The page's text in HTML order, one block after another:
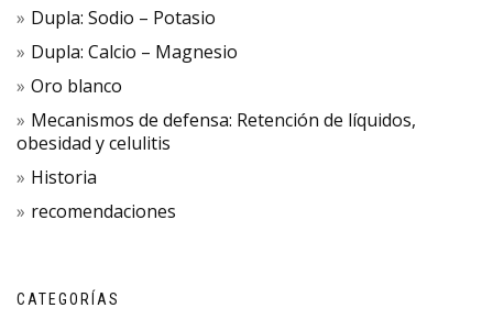
Dupla: Sodio – Potasio
Dupla: Calcio – Magnesio
Oro blanco
Mecanismos de defensa: Retención de líquidos,
obesidad y celulitis
Historia
recomendaciones
CATEGORÍAS